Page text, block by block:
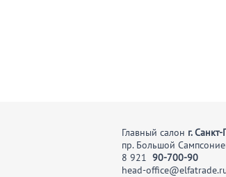
Главный салон г.
пр. Большой
8 921 90-700-90
head-